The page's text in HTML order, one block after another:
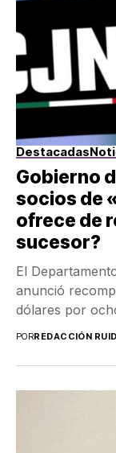
Destacadas
Gobierno
socios de
ofrece de
sucesor?
El
anunció
dólares por
además...
PORREDACCIÓN